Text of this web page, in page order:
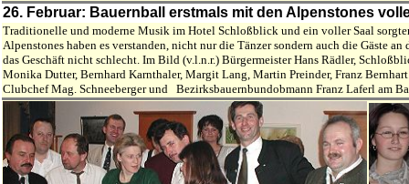
26. Februar: Bauernball erstmals mit den Alpenstones
Traditionelle und moderne Musik im Hotel Schloßblick und ein voller Saal
Alpenstones haben es verstanden, nicht nur die Tänzer sondern auch die Gäste
das Geschäft nicht schlecht. Im Bild (v.l.n.r.) Bürgermeister Hans Rädler,
Monika Dutter, Bernhard Karnthaler, Margit Lang, Martin Preinder, Franz
Clubchef Mag. Schneeberger und Bezirksbauernbundobmann Franz Laferl am